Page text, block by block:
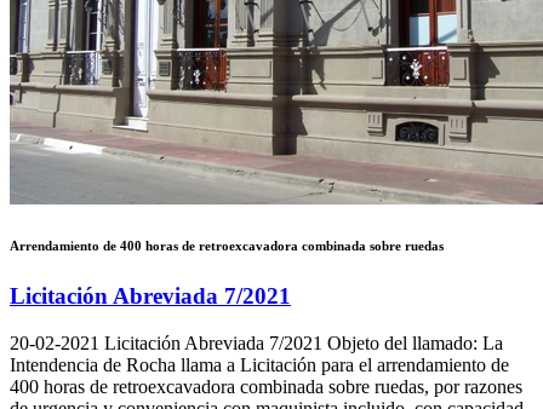
Arrendamiento de 400 horas de retroexcavadora combinada sobre ruedas
Licitación Abreviada 7/2021
20-02-2021 Licitación Abreviada 7/2021 Objeto del llamado: La
Intendencia de Rocha llama a Licitación para el arrendamiento de
400 horas de retroexcavadora combinada sobre ruedas, por razones